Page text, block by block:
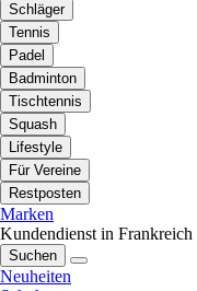
Schläger
Tennis
Padel
Badminton
Tischtennis
Squash
Lifestyle
Für Vereine
Restposten
Marken
Kundendienst in Frankreich
Suchen
Neuheiten